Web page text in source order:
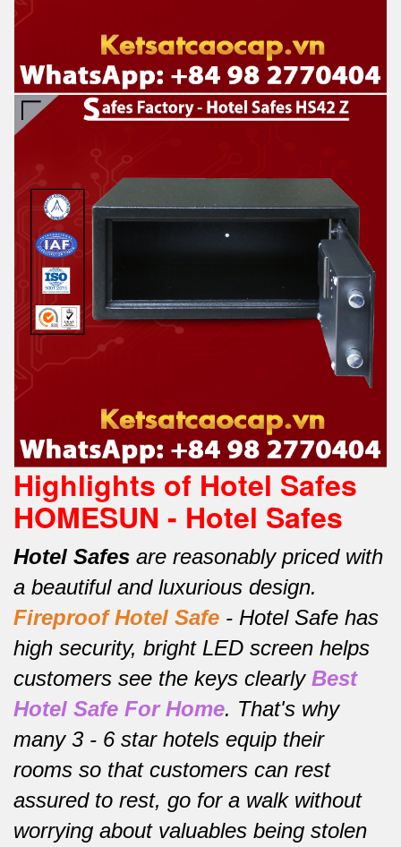
Highlights of Hotel Safes
HOMESUN - Hotel Safes
Hotel Safes are reasonably priced with
a beautiful and luxurious design.
Fireproof Hotel Safe - Hotel Safe has
high security, bright LED screen helps
customers see the keys clearly Best
Hotel Safe For Home. That's why
many 3 - 6 star hotels equip their
rooms so that customers can rest
assured to rest, go for a walk without
worrying about valuables being stolen